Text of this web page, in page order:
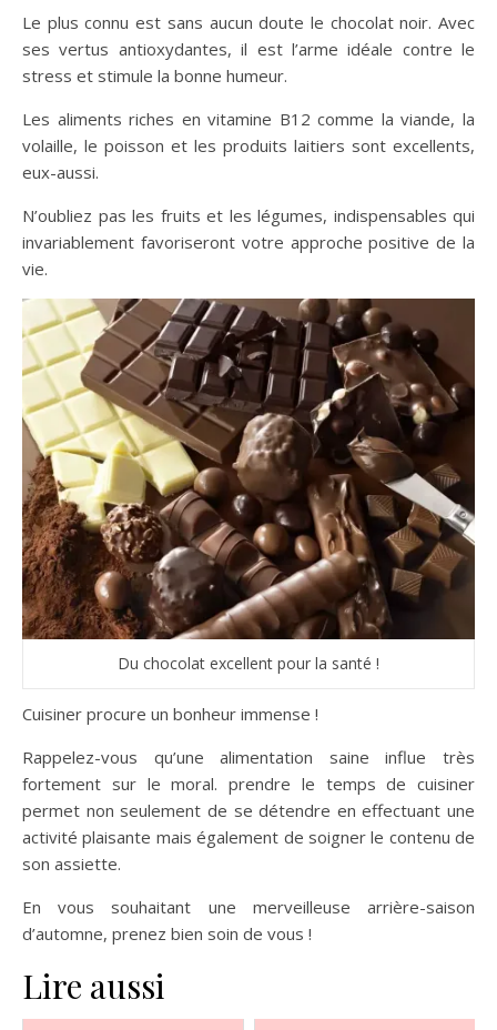
Le plus connu est sans aucun doute le chocolat noir. Avec
ses vertus antioxydantes, il est l’arme idéale contre le
stress et stimule la bonne humeur.
Les aliments riches en vitamine B12 comme la viande, la
volaille, le poisson et les produits laitiers sont excellents,
eux-aussi.
N’oubliez pas les fruits et les légumes, indispensables qui
invariablement favoriseront votre approche positive de la
vie.
Du chocolat excellent pour la santé !
Cuisiner procure un bonheur immense !
Rappelez-vous qu’une alimentation saine influe très
fortement sur le moral. prendre le temps de cuisiner
permet non seulement de se détendre en effectuant une
activité plaisante mais également de soigner le contenu de
son assiette.
En vous souhaitant une merveilleuse arrière-saison
d’automne, prenez bien soin de vous !
Lire aussi